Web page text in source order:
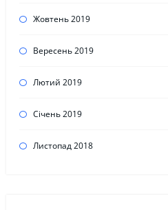
Жовтень 2019
Вересень 2019
Лютий 2019
Січень 2019
Листопад 2018